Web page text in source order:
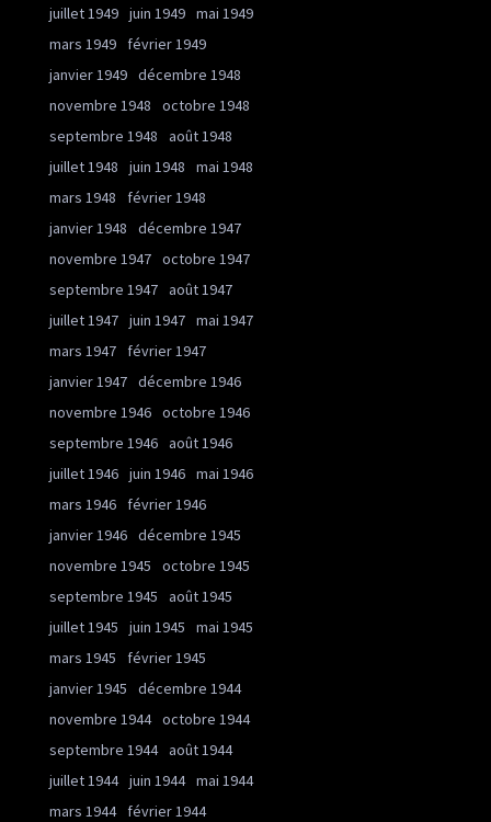
juillet 1949 juin 1949 mai 1949
mars 1949
février 1949
janvier 1949 décembre 1948
novembre 1948
octobre 1948
septembre 1948
août 1948
juillet 1948
juin 1948
mai 1948
mars 1948
février 1948
janvier 1948
décembre 1947
novembre 1947 octobre 1947
septembre 1947 août 1947
juillet 1947 juin 1947 mai 1947
mars 1947
février 1947
janvier 1947 décembre 1946
novembre 1946 octobre 1946
septembre 1946 août 1946
juillet 1946 juin 1946 mai 1946
mars 1946
février 1946
janvier 1946 décembre 1945
novembre 1945
octobre 1945
septembre 1945
août 1945
juillet 1945
juin 1945
mai 1945
mars 1945
février 1945
janvier 1945
décembre 1944
novembre 1944 octobre 1944
septembre 1944 août 1944
juillet 1944 juin 1944 mai 1944
mars 1944
février 1944